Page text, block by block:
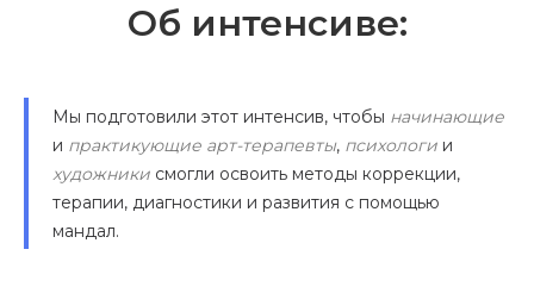
Об интенсиве:
Мы подготовили этот интенсив, чтобы начинающие
и практикующие арт-терапевты, психологи и
художники смогли освоить методы коррекции,
терапии, диагностики и развития с помощью
мандал.